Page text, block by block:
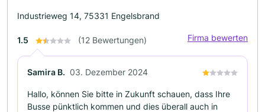
Industrieweg 14, 75331 Engelsbrand
1.5 (12 Bewertungen) Firma bewerten
Samira B. 03. Dezember 2024
Hallo, können Sie bitte in Zukunft schauen, dass Ihre
Busse pünktlich kommen und dies überall auch in